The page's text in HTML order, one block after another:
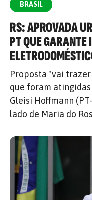
BRASIL
RS: APROVADA
PT QUE GARANTE
Proposta "vai
que foram
Gleisi Hoffmann
lado de Maria do